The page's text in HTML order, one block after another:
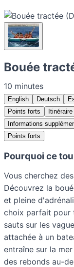
Bouée
10 minutes
English Deutsch
Points forts
Itinéraire
Informations
Points forts
Pourquoi ce
Vous cherchez
Découvrez la
et pleine
choix parfait pour
sauts sur les
attachée à un
entraîne sur la
des rebonds au-